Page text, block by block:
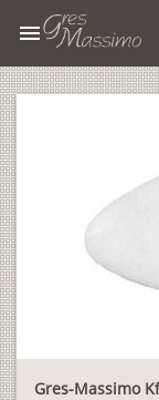
menu
Gres-Massimo